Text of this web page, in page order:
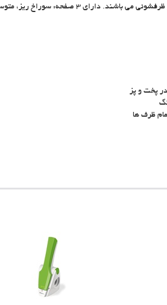
صفحه: سوراخ ریز، متوسط و بزرگ و قابل قرارگرفتن در هرگونه ظرف
پخت و پز
ظرف ها